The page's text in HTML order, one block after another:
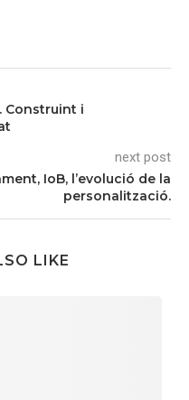
Construint i
next post
IoB, l’evolució de la
personalització.
LIKE